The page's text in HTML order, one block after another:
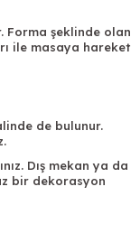
Forma şeklinde olan
ile masaya hareket
de bulunur.
Dış mekan ya da
bir dekorasyon